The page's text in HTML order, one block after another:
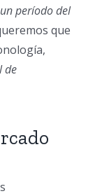
período del
que
de